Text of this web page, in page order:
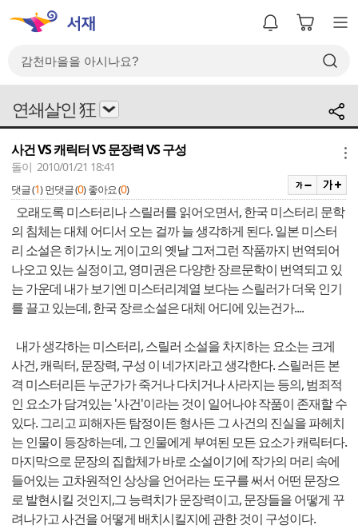
연쇄살인 狂
사건 VS 캐릭터 VS 문장력 VS 구성
돌이 2010/01/21 18:41
댓글 (1) 먼댓글 (0) 좋아요 (0)
오래도록 미스터리나 스릴러를 읽어오면서, 한국 미스터리 문학
의 침체는 대체 어디서 오는 걸까 늘 생각하게 된다. 일본 미스터
리 소설은 히가시노 게이고의 옛날 그저그런 작품까지 번역되어
나오고 있는 실정이고, 영미권은 다양한 장르문학이 번역되고 있
는 가운데 내가 보기엔 미스터리계열 보다는 스릴러가 더욱 인기
를 끌고 있는데, 한국 장르소설은 대체 어디에 있는건가....
내가 생각하는 미스터리, 스릴러 소설을 차지하는 요소는 크게
사건, 캐릭터, 문장력, 구성 이 네가지라고 생각한다. 스릴러든 본
격 미스터리든 누군가가 죽거나 다치거나 사라지는 등의, 범죄적
인 요소가 담겨있는 '사건'이라는 것이 일어나야 작품이 존재할 수
있다. 그리고 피해자든 탐정이든 형사든 그 사건의 진실을 파헤치
는 인물이 등장하는데, 그 인물에게 부여된 모든 요소가 캐릭터다.
마지막으로 문장의 집합체가 바로 소설이기에 작가의 머리 속에
들어있는 고차원적인 상상을 언어라는 도구를 써서 어떤 문장으
로 발현시킬 것인지,그 능력치가 문장력이고, 문장들을 어떻게 꾸
려나가고 사건을 어떻게 배치시킬지에 관한 것이 구성이다.